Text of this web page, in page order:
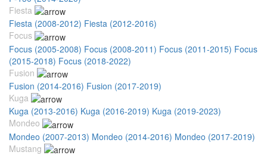
Fiesta
Fiesta (2008-2012) Fiesta (2012-2016)
Focus
Focus (2005-2008) Focus (2008-2011) Focus (2011-2015) Focus
(2015-2018) Focus (2018-2022)
Fusion
Fusion (2014-2016) Fusion (2017-2019)
Kuga
Kuga (2013-2016) Kuga (2016-2019) Kuga (2019-2023)
Mondeo
Mondeo (2007-2013) Mondeo (2014-2016) Mondeo (2017-2019)
Mustang